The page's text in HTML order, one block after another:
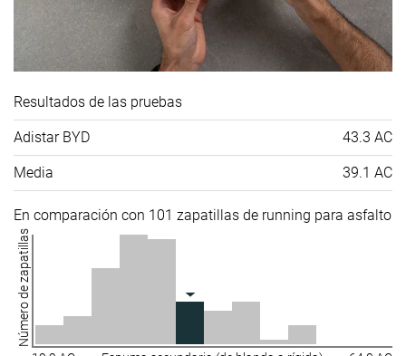
Resultados de las pruebas
Adistar BYD 43.3 AC
Media 39.1 AC
En comparación con 101 zapatillas de running para asfalto
Número de zapatillas